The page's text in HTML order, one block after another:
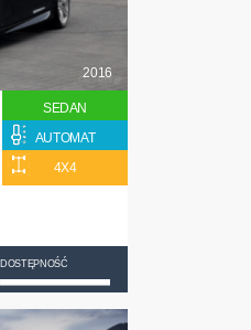
2016
SEDAN
AUTOMAT
4X4
DOSTĘPNOŚĆ